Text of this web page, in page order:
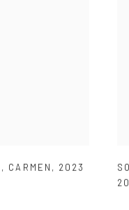
, CARMEN , 2023